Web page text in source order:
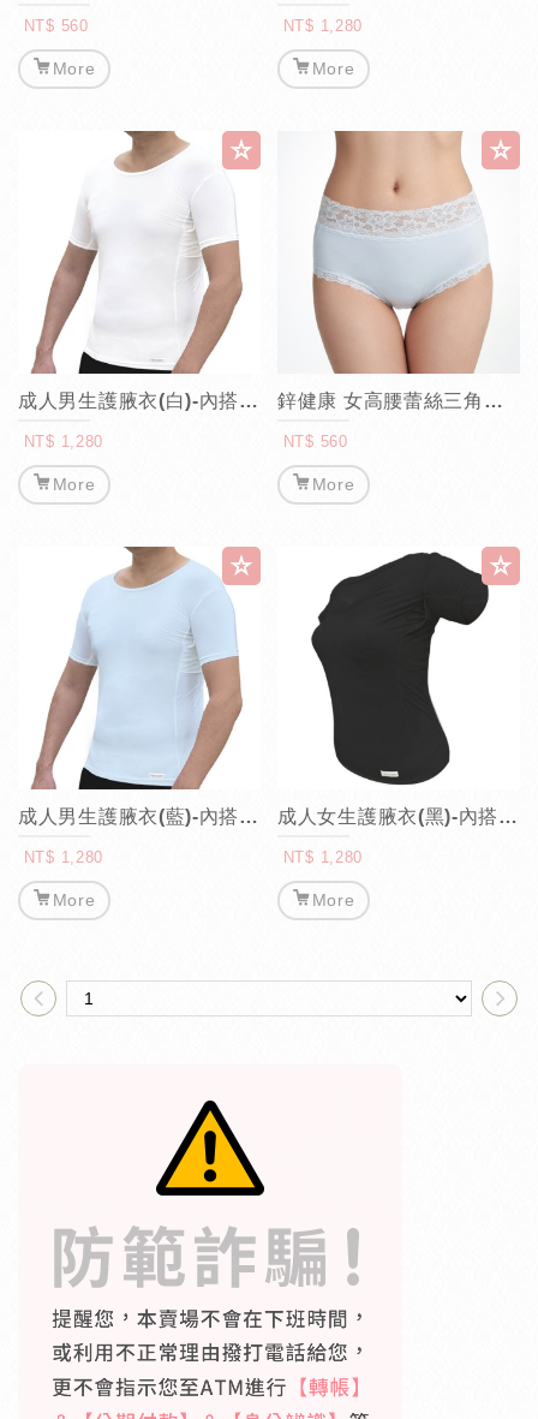
NT$ 560
More
NT$ 1,280
More
成人男生護腋衣(白)-內搭短袖
NT$ 1,280
More
鋅健康 女高腰蕾絲三角褲(藍)
NT$ 560
More
成人男生護腋衣(藍)-內搭短袖
NT$ 1,280
More
成人女生護腋衣(黑)-內搭短袖
NT$ 1,280
More